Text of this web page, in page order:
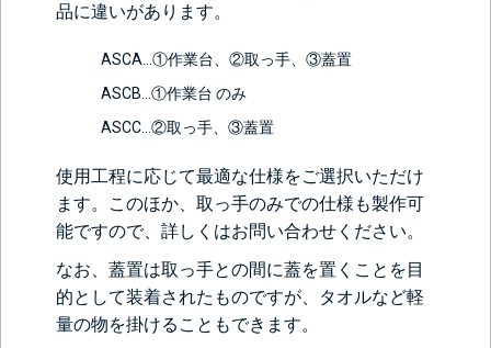
品に違いがあります。
ASCA…①作業台、②取っ手、③蓋置
ASCB…①作業台 のみ
ASCC…②取っ手、③蓋置
使用工程に応じて最適な仕様をご選択いただけ
ます。このほか、取っ手のみでの仕様も製作可
能ですので、詳しくはお問い合わせください。
なお、蓋置は取っ手との間に蓋を置くことを目
的として装着されたものですが、タオルなど軽
量の物を掛けることもできます。